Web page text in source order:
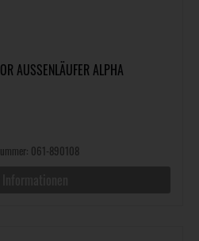
AUSSENLÄUFER ALPHA
061-890108